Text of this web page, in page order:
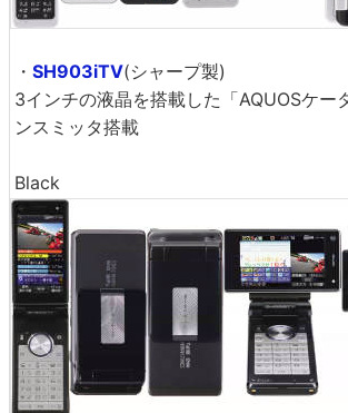
・ SH903iTV(シャープ製)
3インチの液晶を搭載した「AQUOSケー
ンスミッタ搭載
Black